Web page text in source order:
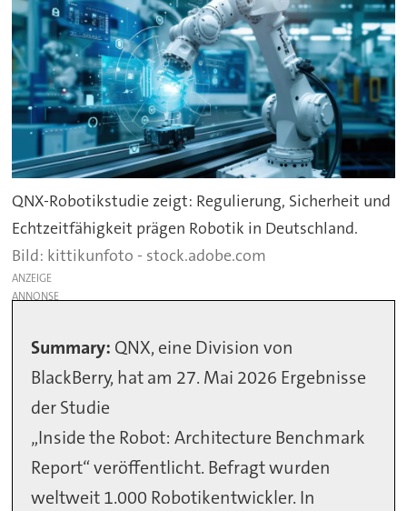
QNX-Robotikstudie zeigt: Regulierung, Sicherheit und
Echtzeitfähigkeit prägen Robotik in Deutschland.
kittikunfoto - stock.adobe.com
ANZEIGE
Summary: QNX, eine Division von
BlackBerry, hat am 27. Mai 2026 Ergebnisse
der Studie
„Inside the Robot: Architecture Benchmark
Report“ veröffentlicht. Befragt wurden
weltweit 1.000 Robotikentwickler. In